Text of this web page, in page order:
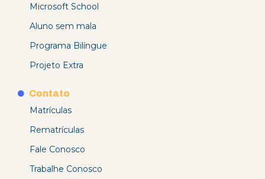
Microsoft School
Aluno sem mala
Programa Bilíngue
Projeto Extra
Contato
Matrículas
Rematrículas
Fale Conosco
Trabalhe Conosco